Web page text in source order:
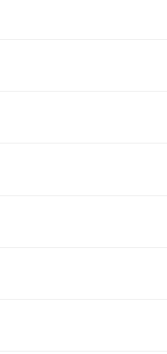
组织财政收入、调
。中国每年财政收
机构改革方案提请
和省级以下国税地
须每个月报一次。